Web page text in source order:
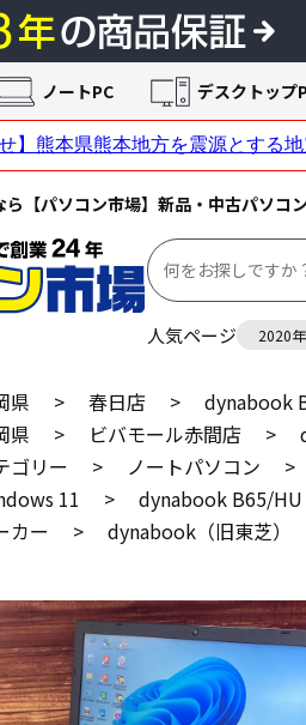
【パソコン市場】新品・中古パソコ
人気ページ 2020
ノートPC デスクトップ
県 > 春日店 >
dynabook
県 > ビバモール赤間店 >
ゴリー > ノートパソコン >
11 >
dynabook B65/HU
カー > dynabook（旧東芝）